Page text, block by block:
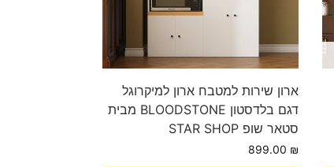
ארון שירות למטבח ארון למיקרוגל
דגם בלדסטון BLOODSTONE מבית
סטאר שופ STAR SHOP
899.00 ₪